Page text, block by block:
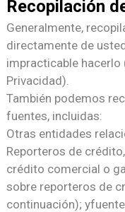
Recopilación
Generalmente,
directamente de
impracticable hacerlo
Privacidad).
También podemos
fuentes, incluidas:
Otras entidades
Reporteros de
crédito comercial o
sobre reporteros de
continuación); y